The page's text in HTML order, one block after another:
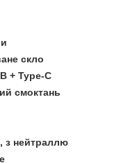
скло
+ Type-C
смоктань
з нейтраллю